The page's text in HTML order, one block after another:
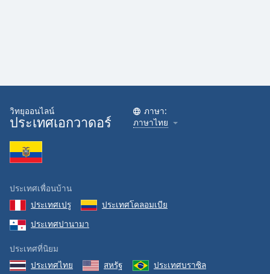
วิทยุออนไลน์
ประเทศเอกวาดอร์
ภาษา:
ภาษาไทย
ประเทศเพื่อนบ้าน
ประเทศเปรู
ประเทศโคลอมเบีย
ประเทศปานามา
ประเทศที่นิยม
ประเทศไทย
สหรัฐ
ประเทศบราซิล